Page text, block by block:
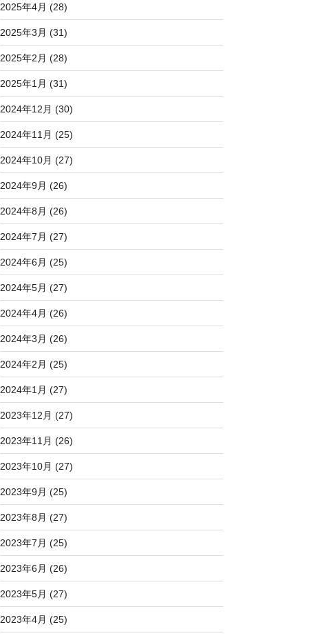
2025年4月 (28)
2025年3月 (31)
2025年2月 (28)
2025年1月 (31)
2024年12月 (30)
2024年11月 (25)
2024年10月 (27)
2024年9月 (26)
2024年8月 (26)
2024年7月 (27)
2024年6月 (25)
2024年5月 (27)
2024年4月 (26)
2024年3月 (26)
2024年2月 (25)
2024年1月 (27)
2023年12月 (27)
2023年11月 (26)
2023年10月 (27)
2023年9月 (25)
2023年8月 (27)
2023年7月 (25)
2023年6月 (26)
2023年5月 (27)
2023年4月 (25)